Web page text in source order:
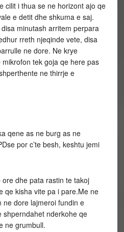
cilit i thua se ne horizont ajo qe
e detit dhe shkuma e saj.
minutash arritem perpara
rreth njeqinde vete, disa
ne dore. Ne krye
tek goja qe here pas
ne thirrje e
qene as ne burg as ne
por c’te besh, keshtu jemi
dhe pata rastin te takoj
qe kisha vite pa i pare.Me ne
ne dore lajmeroi fundin e
shperndahet nderkohe qe
ne grumbull.